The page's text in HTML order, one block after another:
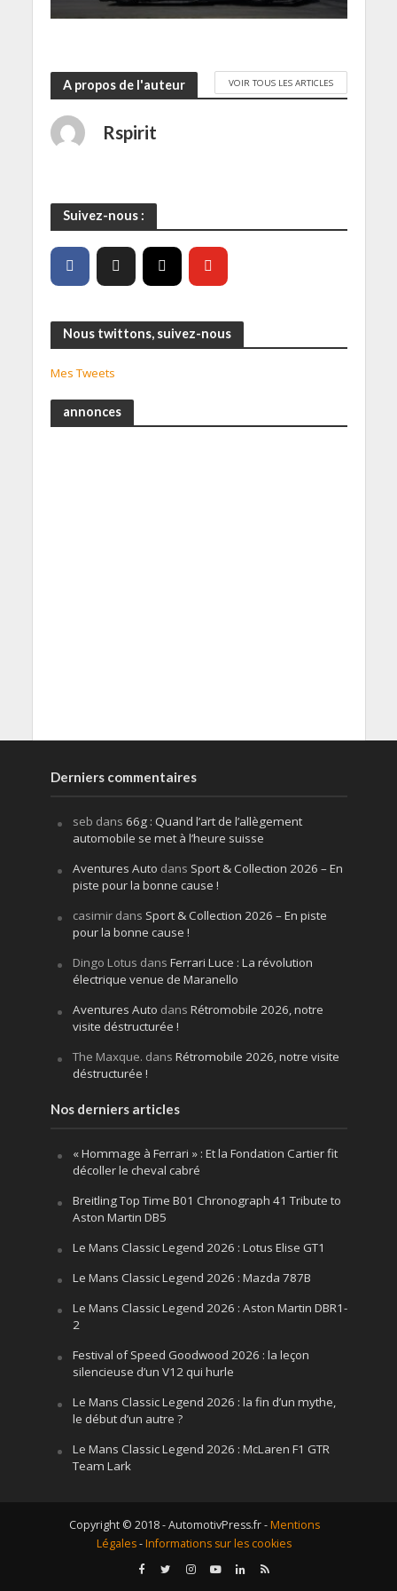
A propos de l'auteur VOIR TOUS LES ARTICLES
Rspirit
Suivez-nous :
Nous twittons, suivez-nous
Mes Tweets
annonces
Derniers commentaires
seb dans 66g : Quand l’art de l’allègement
automobile se met à l’heure suisse
Aventures Auto dans Sport & Collection 2026 – En
piste pour la bonne cause !
casimirdans Sport & Collection 2026 – En piste
pour la bonne cause !
Dingo Lotus dans Ferrari Luce : La révolution
électrique venue de Maranello
Aventures Auto dans Rétromobile 2026, notre
visite déstructurée !
The Maxque. dans Rétromobile 2026, notre visite
déstructurée !
Nos derniers articles
« Hommage à Ferrari » : Et la Fondation Cartier fit
décoller le cheval cabré
Breitling Top Time B01 Chronograph 41 Tribute to
Aston Martin DB5
Le Mans Classic Legend 2026 : Lotus Elise GT1
Le Mans Classic Legend 2026 : Mazda 787B
Le Mans Classic Legend 2026 : Aston Martin DBR1-
2
Festival of Speed Goodwood 2026 : la leçon
silencieuse d’un V12 qui hurle
Le Mans Classic Legend 2026 : la fin d’un mythe,
le début d’un autre ?
Le Mans Classic Legend 2026 : McLaren F1 GTR
Team Lark
Copyright © 2018 - AutomotivPress.fr -Mentions
Légales-Informations sur les cookies